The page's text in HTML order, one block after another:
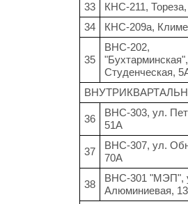
33
КНС-211,
34
КНС-209а,
35
ВНС-202,
Студенческая,
36
ВНС-303, ул.
51А
37
ВНС-307, ул.
70А
38
ВНС-301 "МЭП",
Алюминиевая,